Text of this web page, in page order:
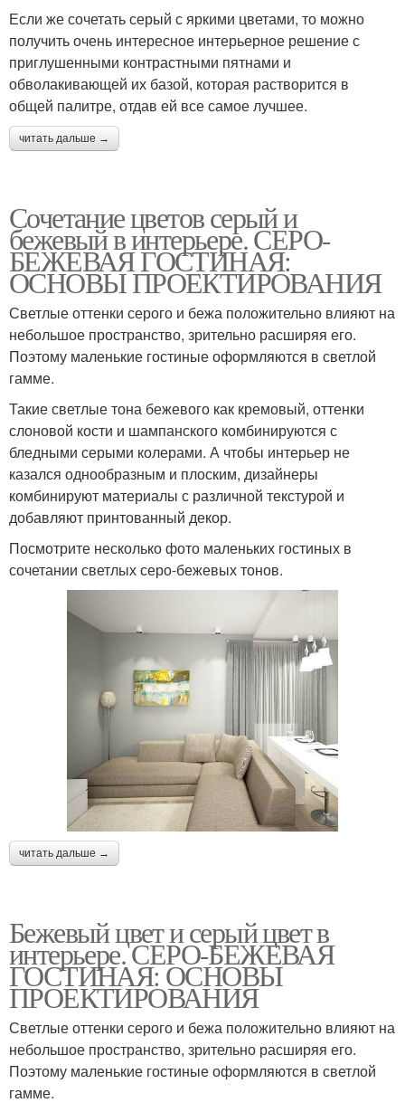
Если же сочетать серый с яркими цветами, то можно
получить очень интересное интерьерное решение с
приглушенными контрастными пятнами и
обволакивающей их базой, которая растворится в
общей палитре, отдав ей все самое лучшее.
читать дальше →
Сочетание цветов серый и
бежевый в интерьере. СЕРО-
БЕЖЕВАЯ ГОСТИНАЯ:
ОСНОВЫ ПРОЕКТИРОВАНИЯ
Светлые оттенки серого и бежа положительно влияют на
небольшое пространство, зрительно расширяя его.
Поэтому маленькие гостиные оформляются в светлой
гамме.
Такие светлые тона бежевого как кремовый, оттенки
слоновой кости и шампанского комбинируются с
бледными серыми колерами. А чтобы интерьер не
казался однообразным и плоским, дизайнеры
комбинируют материалы с различной текстурой и
добавляют принтованный декор.
Посмотрите несколько фото маленьких гостиных в
сочетании светлых серо-бежевых тонов.
читать дальше →
Бежевый цвет и серый цвет в
интерьере. СЕРО-БЕЖЕВАЯ
ГОСТИНАЯ: ОСНОВЫ
ПРОЕКТИРОВАНИЯ
Светлые оттенки серого и бежа положительно влияют на
небольшое пространство, зрительно расширяя его.
Поэтому маленькие гостиные оформляются в светлой
гамме.